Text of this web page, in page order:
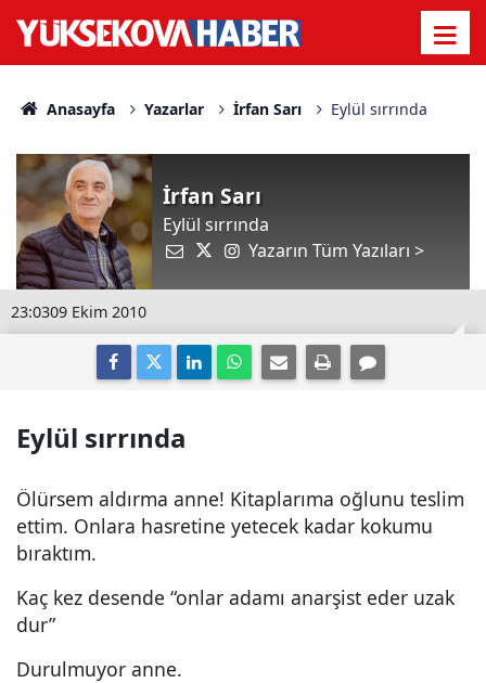
Anasayfa Yazarlar İrfan Sarı Eylül sırrında
İrfan Sarı
Eylül sırrında
Yazarın Tüm Yazıları >
23:0309 Ekim 2010
Eylül sırrında
Ölürsem aldırma anne! Kitaplarıma oğlunu teslim
ettim. Onlara hasretine yetecek kadar kokumu
bıraktım.
Kaç kez desende “onlar adamı anarşist eder uzak
dur”
Durulmuyor anne.